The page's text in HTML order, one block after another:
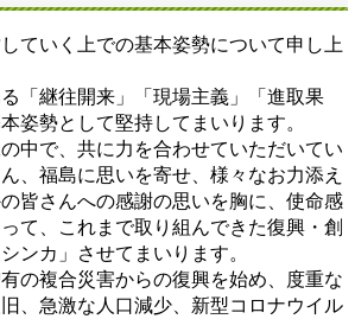
ていく上での基本姿勢について申し上
「継往開来」「現場主義」「進取果
姿勢として堅持してまいります。
中で、共に力を合わせていただいてい
、福島に思いを寄せ、様々なお力添え
皆さんへの感謝の思いを胸に、使命感
て、これまで取り組んできた復興・創
ンカ」させてまいります。
の複合災害からの復興を始め、度重な
、急激な人口減少、新型コロナウイル